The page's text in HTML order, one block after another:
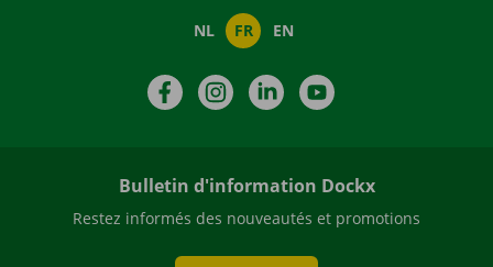
NL FR EN
FacebookInstagramLinkedIn
Bulletin d'information Dockx
Restez informés des nouveautés et promotions